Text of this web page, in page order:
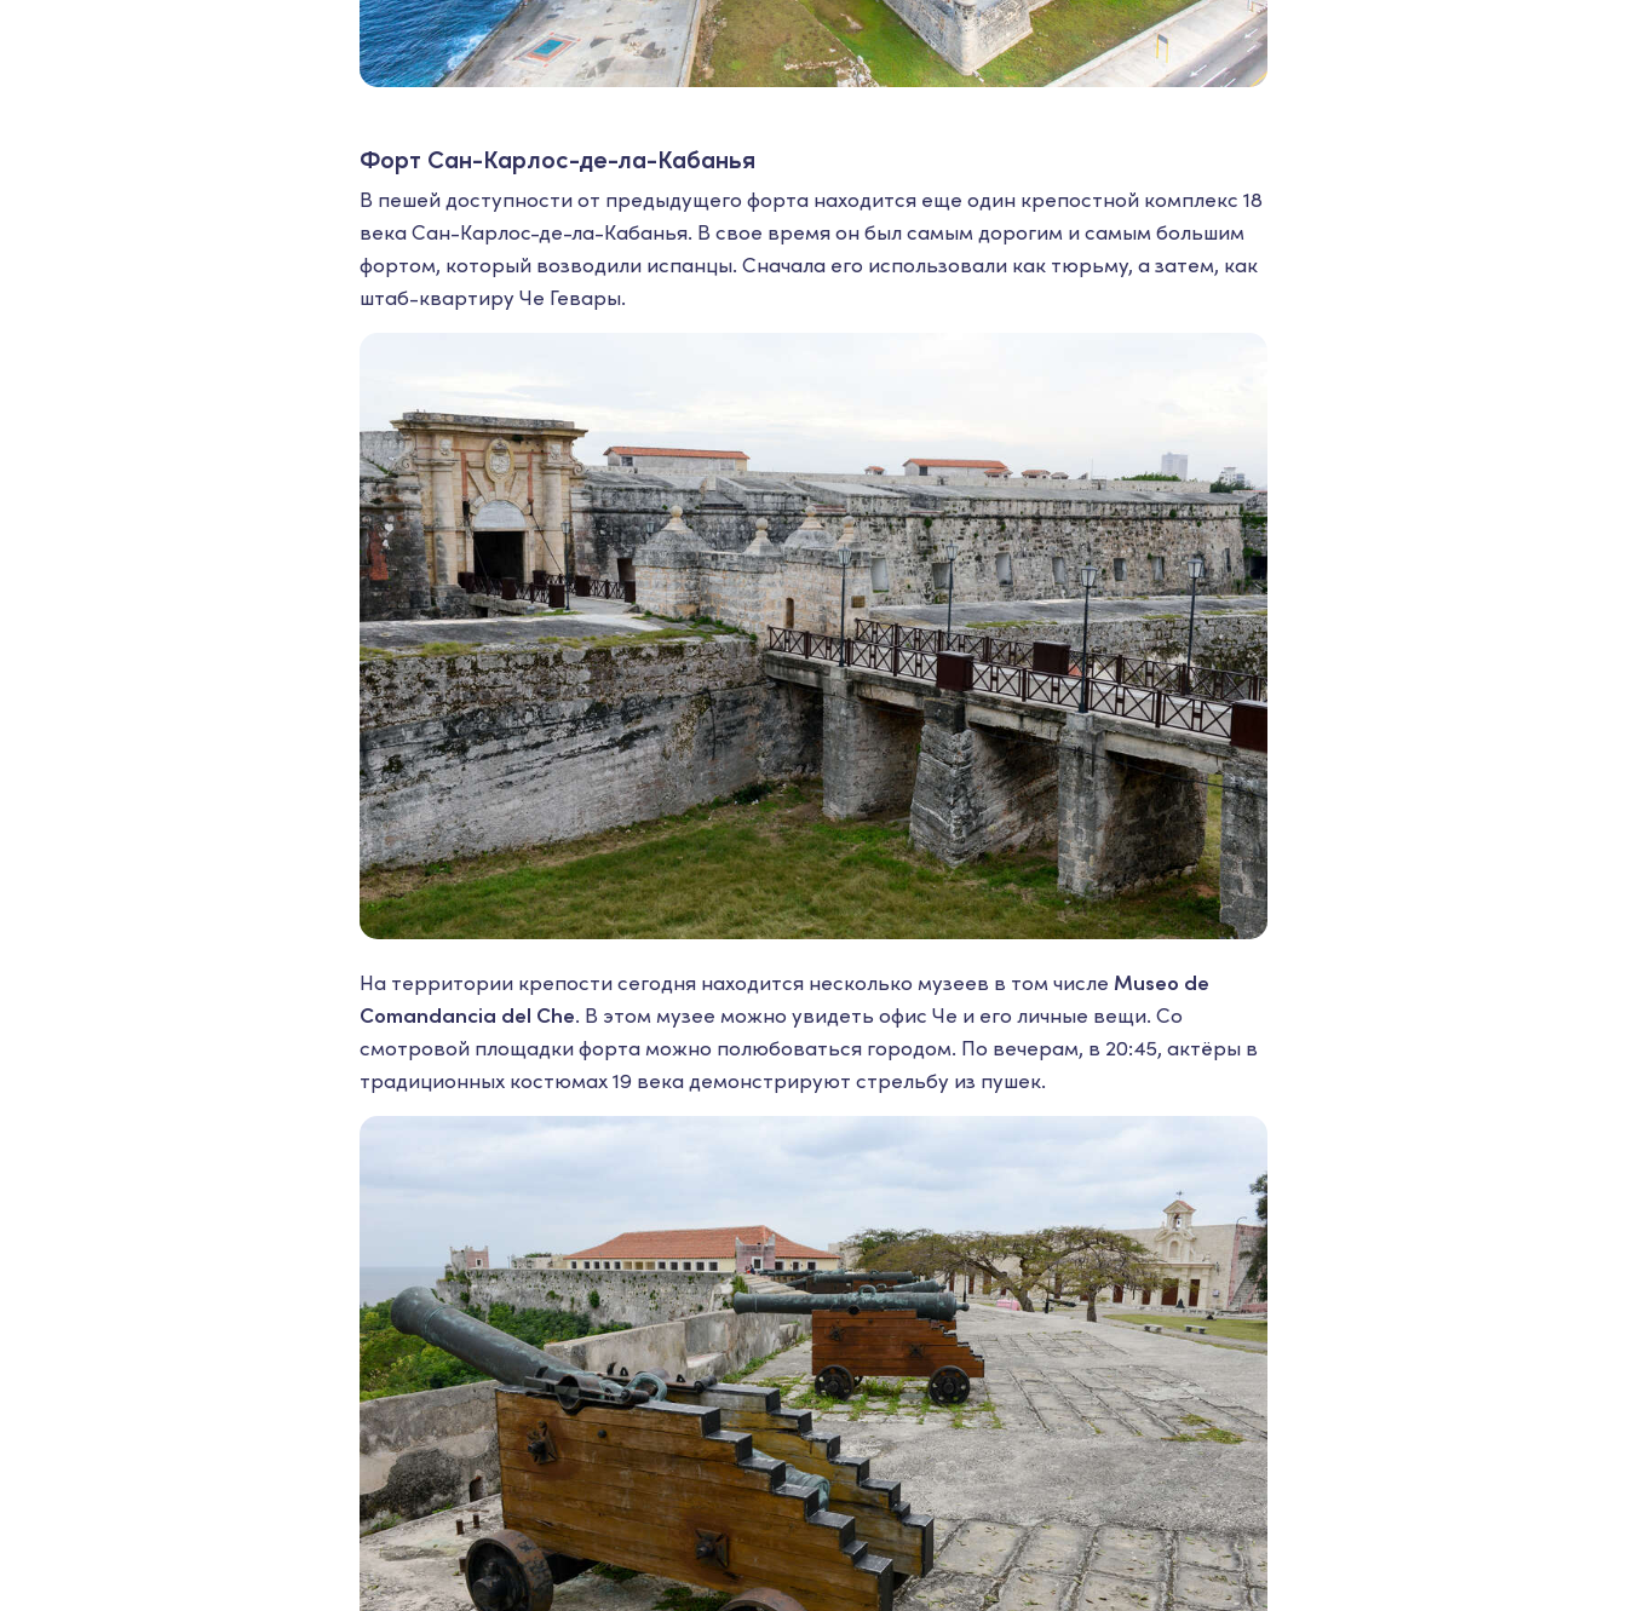
Форт Сан-Карлос-де-ла-Кабанья
В пешей доступности от предыдущего форта находится еще один крепостной комплекс 18
века Сан-Карлос-де-ла-Кабанья. В свое время он был самым дорогим и самым большим
фортом, который возводили испанцы. Сначала его использовали как тюрьму, а затем, как
штаб-квартиру Че Гевары.
На территории крепости сегодня находится несколько музеев в том числе Museo de
Comandancia del Che. В этом музее можно увидеть офис Че и его личные вещи. Со
смотровой площадки форта можно полюбоваться городом. По вечерам, в 20:45, актёры в
традиционных костюмах 19 века демонстрируют стрельбу из пушек.